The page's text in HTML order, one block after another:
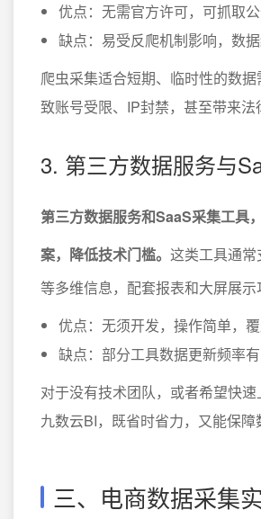
优点：无需官方许可，可抓取
缺点：易受反爬机制影响，数
爬虫采集适合短期、临时性的数
致账号受限、IP封禁，甚至带来法
3. 第三方数据服务与
第三方数据服务和SaaS采集工具
案，降低技术门槛。 这类工具通
等多维信息，配套报表和大屏展示
优点：无须开发，操作简单，
缺点：部分工具数据更新频率
对于没有技术团队，或者希望快
九数云BI，既省时省力，又能保障
三、电商数据采集